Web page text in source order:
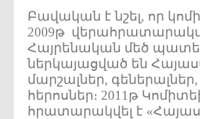
Բավական է նշել, որ
2009թ
Հայրենական մեծ
ներկայացված են
մարշալներ,
հերոսներ։ 2011թ
հրատարակվել է